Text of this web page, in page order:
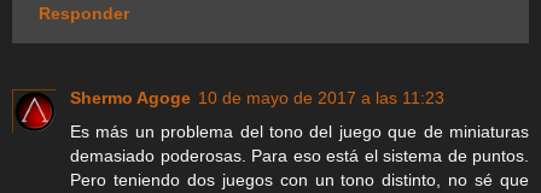
Responder
Shermo Agoge 10 de mayo de 2017 a las 11:23
Es más un problema del tono del juego que de miniaturas
demasiado poderosas. Para eso está el sistema de puntos.
Pero teniendo dos juegos con un tono distinto, no sé que